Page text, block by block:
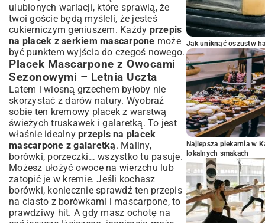
ulubionych wariacji, które sprawią, że
twoi goście będą myśleli, że jesteś
cukierniczym geniuszem. Każdy przepis
na placek z serkiem mascarpone może
być punktem wyjścia do czegoś nowego.
Placek Mascarpone z Owocami
Sezonowymi – Letnia Uczta
Latem i wiosną grzechem byłoby nie
skorzystać z darów natury. Wyobraź
sobie ten kremowy placek z warstwą
świeżych truskawek i galaretką. To jest
właśnie idealny przepis na placek
mascarpone z galaretką. Maliny,
borówki, porzeczki… wszystko tu pasuje.
Możesz ułożyć owoce na wierzchu lub
zatopić je w kremie. Jeśli kochasz
borówki, koniecznie sprawdź ten przepis
na ciasto z borówkami i mascarpone, to
prawdziwy hit. A gdy masz ochotę na
Jak uniknąć oszustw
Najlepsza piekarnia w
lokalnych smakach